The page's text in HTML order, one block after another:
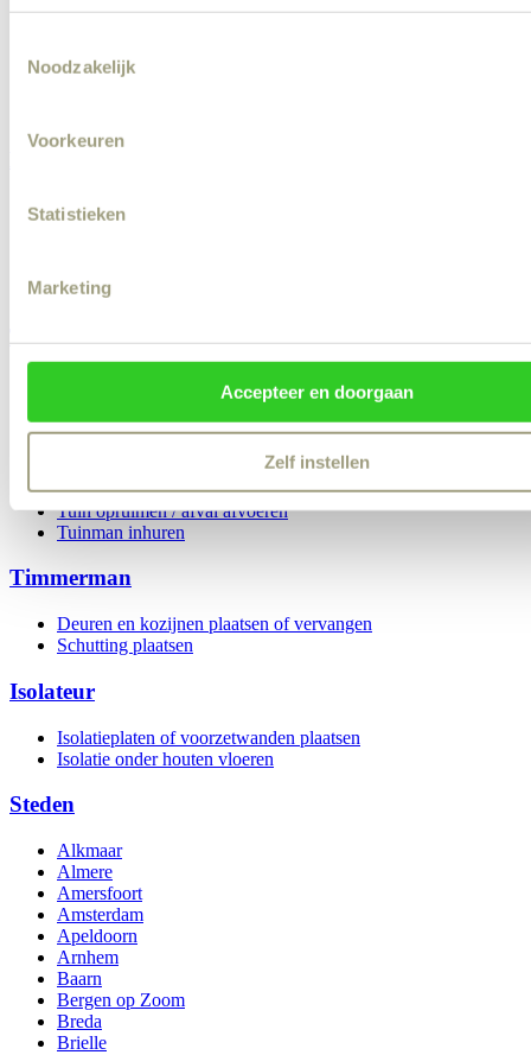
Selection
Noodzakelijk
Voorkeuren
Statistieken
Marketing
Accepteer en doorgaan
Zelf instellen
Trap schilderen
Sanitair installeren
Badkamer renovatie
Wasmachine aansluiten
Tuin winterklaar maken
Onkruid verwijderen
Border aanleggen
Tuin opruimen / afval afvoeren
Tuinman inhuren
Timmerman
Deuren en kozijnen plaatsen of vervangen
Schutting plaatsen
Isolateur
Isolatieplaten of voorzetwanden plaatsen
Isolatie onder houten vloeren
Steden
Alkmaar
Almere
Amersfoort
Amsterdam
Apeldoorn
Arnhem
Baarn
Bergen op Zoom
Breda
Brielle